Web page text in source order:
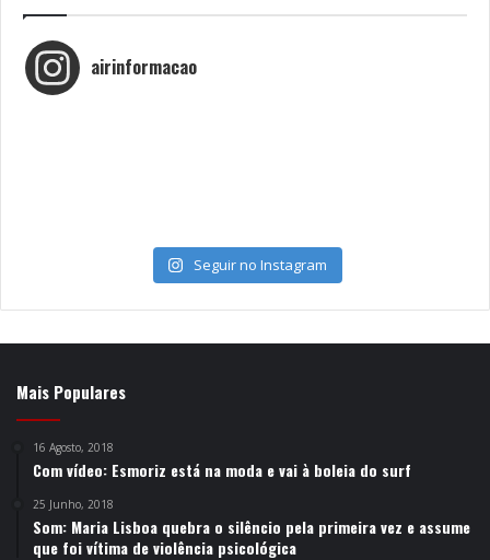
airinformacao
Seguir no Instagram
Mais Populares
16 Agosto, 2018
Com vídeo: Esmoriz está na moda e vai à boleia do surf
25 Junho, 2018
Som: Maria Lisboa quebra o silêncio pela primeira vez e assume
que foi vítima de violência psicológica